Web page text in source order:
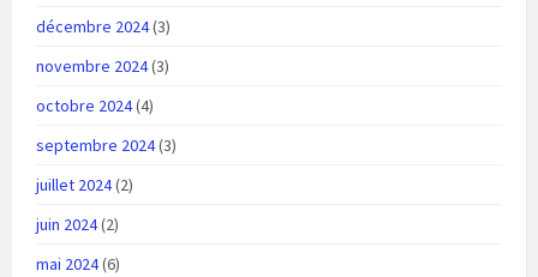
décembre 2024(3)
novembre 2024(3)
octobre 2024(4)
septembre 2024(3)
juillet 2024(2)
juin 2024(2)
mai 2024(6)